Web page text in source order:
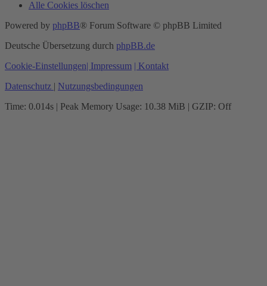
Alle Cookies löschen
Powered by phpBB® Forum Software © phpBB Limited
Deutsche Übersetzung durch phpBB.de
Cookie-Einstellungen| Impressum | Kontakt
Datenschutz | Nutzungsbedingungen
Time: 0.014s | Peak Memory Usage: 10.38 MiB | GZIP: Off